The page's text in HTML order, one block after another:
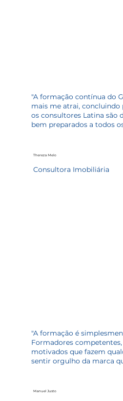
"A formação contínua do
mais me atrai, concluindo
os consultores Latina são
bem preparados a todos
Thereza Melo
Consultora Imobiliária
"A formação é
Formadores
motivados que fazem
sentir orgulho da marca
Manuel Justo